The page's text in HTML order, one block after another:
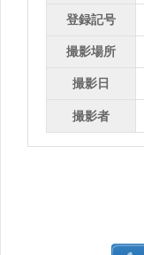
登録記号
撮影場所
撮影日
撮影者